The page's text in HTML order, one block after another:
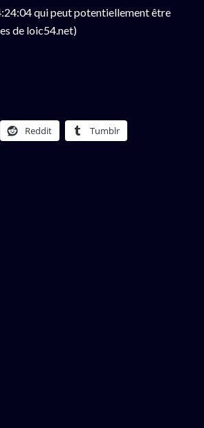
qui peut potentiellement être
de loic54.net)
Reddit Tumblr